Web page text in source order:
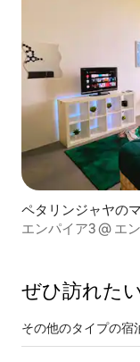
ペタリンジャヤの
エンパイア3 @ エ
ぜひ訪⁠れ⁠た⁠
その他のタ⁠イ⁠プ⁠の宿⁠